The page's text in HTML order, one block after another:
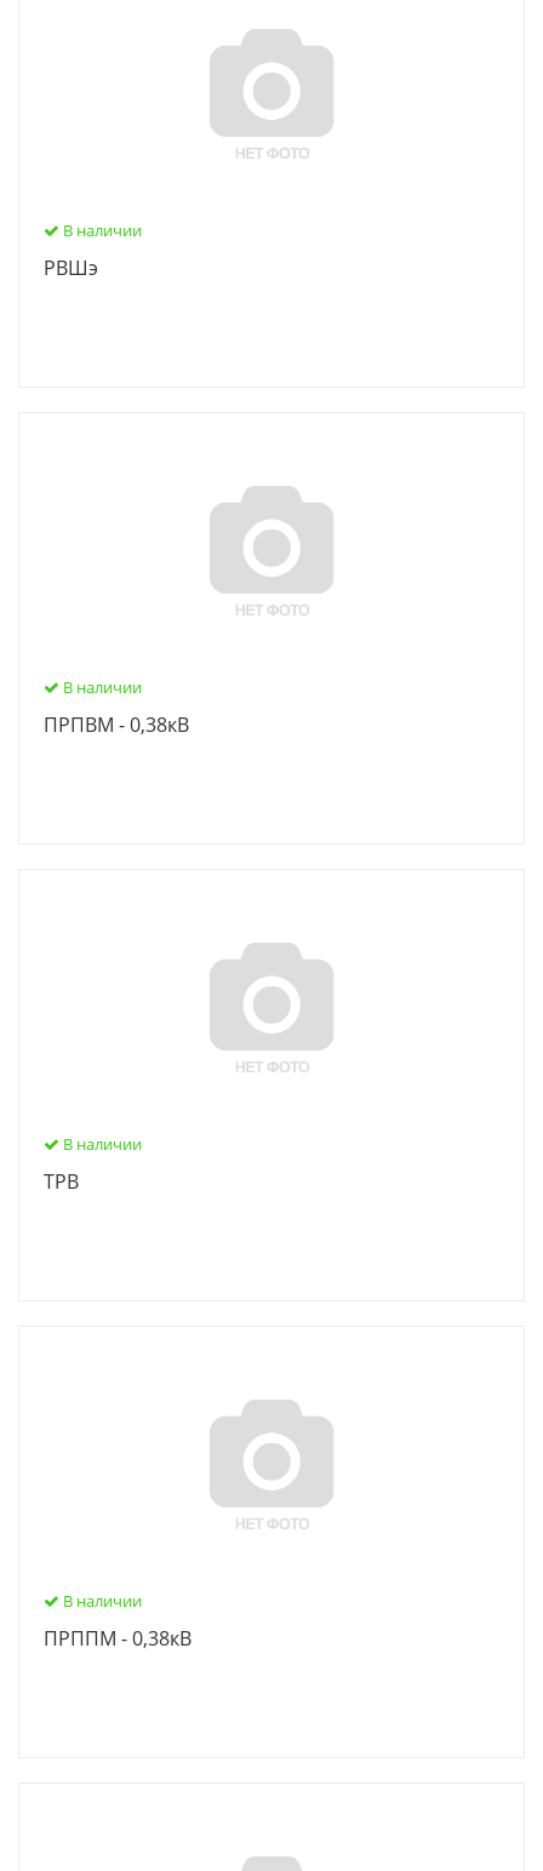
В наличии
РВШэ
В наличии
ПРПВМ - 0,38кВ
В наличии
ТРВ
В наличии
ПРППМ - 0,38кВ